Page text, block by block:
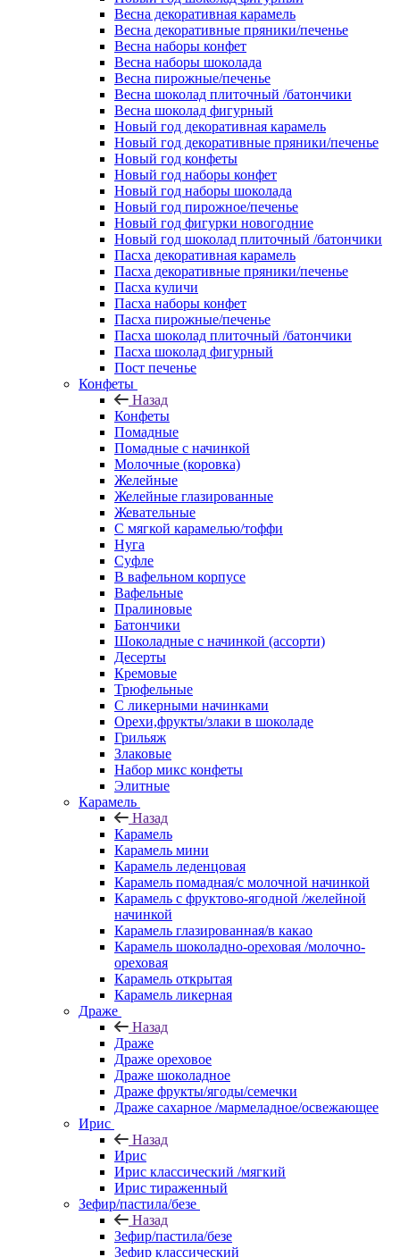
Весна декоративная карамель
Весна декоративные пряники/печенье
Весна наборы конфет
Весна наборы шоколада
Весна пирожные/печенье
Весна шоколад плиточный /батончики
Весна шоколад фигурный
Новый год декоративная карамель
Новый год декоративные пряники/печенье
Новый год конфеты
Новый год наборы конфет
Новый год наборы шоколада
Новый год пирожное/печенье
Новый год фигурки новогодние
Новый год шоколад плиточный /батончики
Пасха декоративная карамель
Пасха декоративные пряники/печенье
Пасха куличи
Пасха наборы конфет
Пасха пирожные/печенье
Пасха шоколад плиточный /батончики
Пасха шоколад фигурный
Пост печенье
Конфеты
Назад
Конфеты
Помадные
Помадные с начинкой
Молочные (коровка)
Желейные
Желейные глазированные
Жевательные
С мягкой карамелью/тоффи
Нуга
Суфле
В вафельном корпусе
Вафельные
Пралиновые
Батончики
Шоколадные с начинкой (ассорти)
Десерты
Кремовые
Трюфельные
С ликерными начинками
Орехи,фрукты/злаки в шоколаде
Грильяж
Злаковые
Набор микс конфеты
Элитные
Карамель
Назад
Карамель
Карамель мини
Карамель леденцовая
Карамель помадная/с молочной начинкой
Карамель с фруктово-ягодной /желейной
начинкой
Карамель глазированная/в какао
Карамель шоколадно-ореховая /молочно-
ореховая
Карамель открытая
Карамель ликерная
Драже
Назад
Драже
Драже ореховое
Драже шоколадное
Драже фрукты/ягоды/семечки
Драже сахарное /мармеладное/освежающее
Ирис
Назад
Ирис
Ирис классический /мягкий
Ирис тираженный
Зефир/пастила/безе
Назад
Зефир/пастила/безе
Зефир классический